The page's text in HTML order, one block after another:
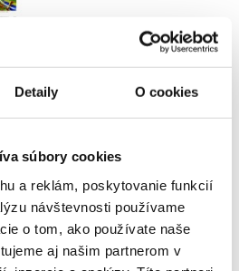
Detaily O cookies
súbory cookies
a reklám, poskytovanie funkcií
návštevnosti používame
o tom, ako používate naše
aj našim partnerom v